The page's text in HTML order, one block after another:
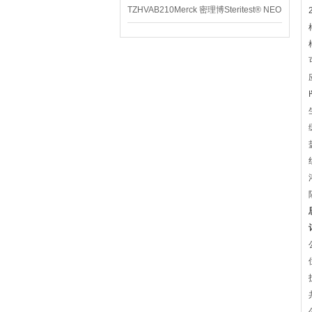
TZHVAB210Merck 密理博Steritest® NEO
设备